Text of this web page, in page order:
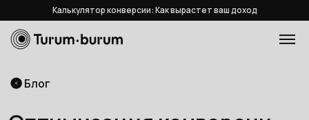
Калькулятор конверсии: Как вырастет ваш доход
Блог